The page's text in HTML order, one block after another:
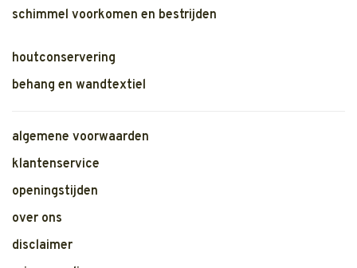
schimmel voorkomen en bestrijden
houtconservering
behang en wandtextiel
algemene voorwaarden
klantenservice
openingstijden
over ons
disclaimer